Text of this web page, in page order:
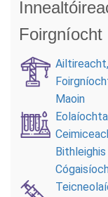
Foirgníocht
Ailtireacht,
Maoin